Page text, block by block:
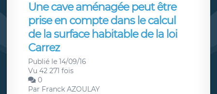
Une cave aménagée peut être
prise en compte dans le calcul
de la surface habitable de la loi
Carrez
Publié le 14/09/16
Vu 42 271 fois
0
Par Franck AZOULAY